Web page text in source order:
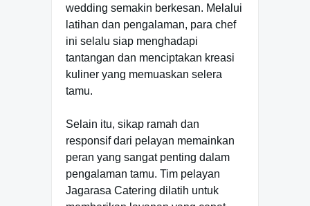
wedding semakin berkesan. Melalui
latihan dan pengalaman, para chef
ini selalu siap menghadapi
tantangan dan menciptakan kreasi
kuliner yang memuaskan selera
tamu.
Selain itu, sikap ramah dan
responsif dari pelayan memainkan
peran yang sangat penting dalam
pengalaman tamu. Tim pelayan
Jagarasa Catering dilatih untuk